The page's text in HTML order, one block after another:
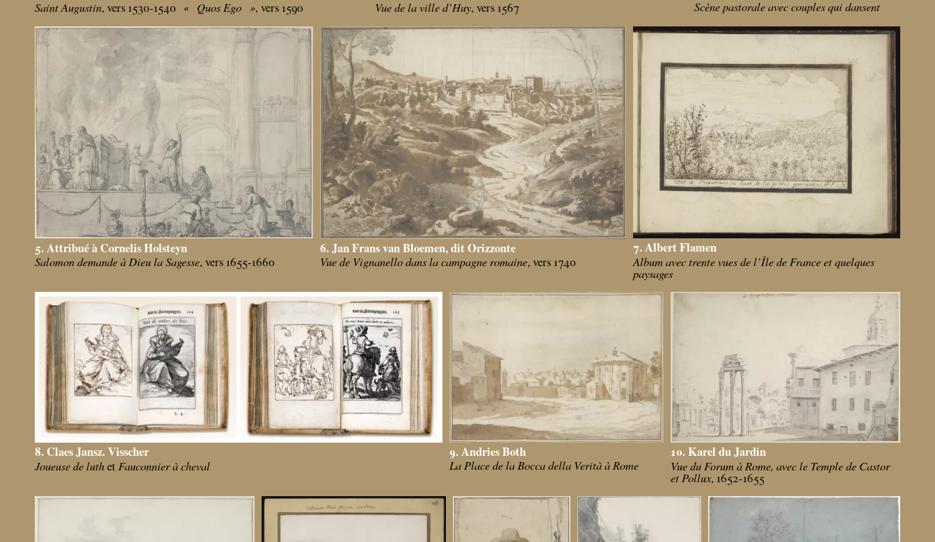
Saint Augustin, vers 1530-1540 « Quos Ego », vers 1590 Vue de la ville d’Huy, vers 1567 Scène pastorale avec couples qui dansent
5. Attribué à Cornelis Holsteyn
Salomon demande à Dieu la Sagesse, vers 1655-1660
6. Jan Frans van Bloemen, dit Orizzonte
Vue de Vignanello dans la campagne romaine, vers 1740
7. Albert Flamen
Album avec trente vues de l’Île de France et quelques
paysages
8. Claes Jansz. Visscher
Joueuse de luthet Fauconnier à cheval
9. Andries Both
La Place de la Bocca della Verità à Rome
10. Karel du Jardin
Vue du Forum à Rome, avec le Temple de Castor
et Pollux, 1652-1655